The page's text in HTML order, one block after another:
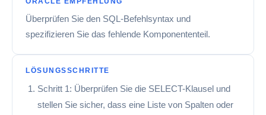
Überprüfen Sie den SQL-Befehlsyntax und
spezifizieren Sie das fehlende Komponententeil.
LÖSUNGSSCHRITTE
Schritt 1: Überprüfen Sie die SELECT-Klausel und
stellen Sie sicher, dass eine Liste von Spalten oder